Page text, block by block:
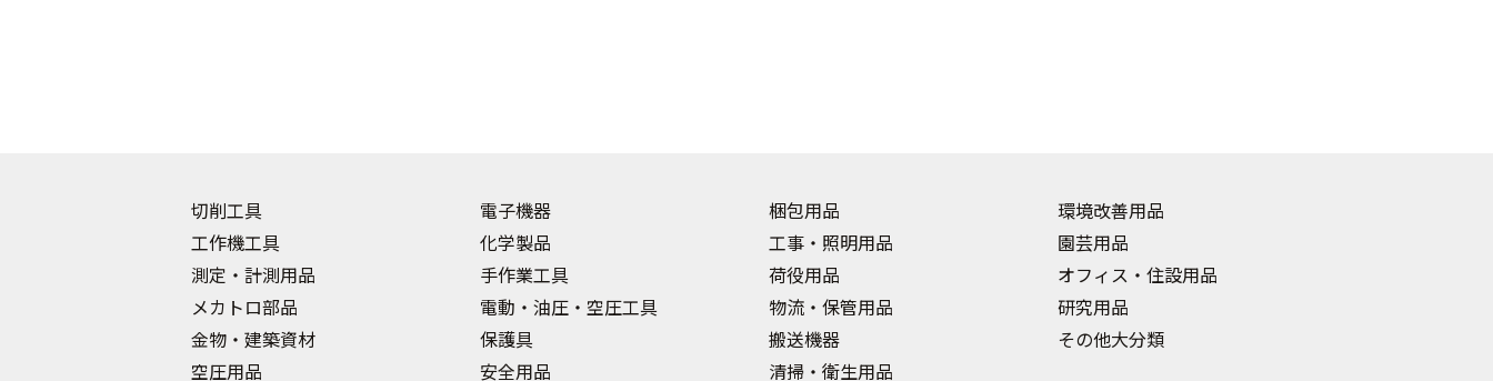
切削工具
工作機工具
測定・計測用品
メカトロ部品
金物・建築資材
空圧用品
電子機器
化学製品
手作業工具
電動・油圧・空圧工具
保護具
安全用品
梱包用品
工事・照明用品
荷役用品
物流・保管用品
搬送機器
清掃・衛生用品
環境改善用品
園芸用品
オフィス・住設用品
研究用品
その他大分類